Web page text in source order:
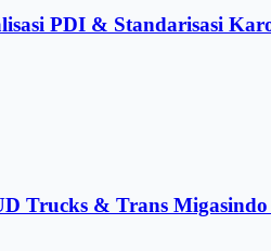
PDI & Standarisasi
Trucks & Trans